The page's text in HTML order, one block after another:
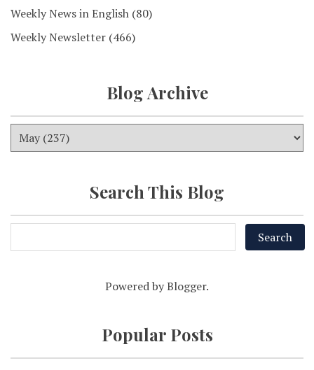
Weekly News in English (80)
Weekly Newsletter (466)
Blog Archive
Search This Blog
Powered byBlogger.
Popular Posts